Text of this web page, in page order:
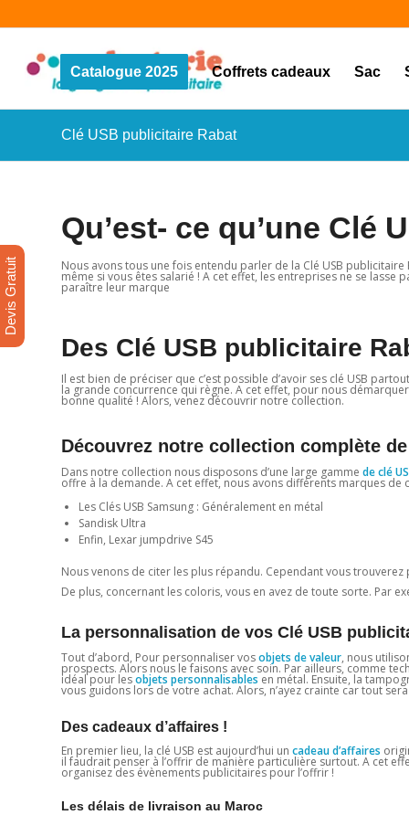
Catalogue 2025 Coffrets cadeaux Sac
Clé USB publicitaire Rabat
Qu’est- ce qu’une Clé
Nous avons tous une fois entendu parler de la Clé USB publicitaire
même si vous êtes salarié ! A cet effet, les entreprises ne se lasse
paraître leur marque
Des Clé USB publicitaire
Il est bien de préciser que c’est possible d’avoir ses clé USB
la grande concurrence qui règne. A cet effet, pour nous
bonne qualité ! Alors, venez découvrir notre collection.
Découvrez notre collection complète
Dans notre collection nous disposons d’une large gamme de clé
offre à la demande. A cet effet, nous avons différents marques de
Les Clés USB Samsung : Généralement en métal
Sandisk Ultra
Enfin, Lexar jumpdrive S45
Nous venons de citer les plus répandu. Cependant vous
De plus, concernant les coloris, vous en avez de toute sorte. Par
La personnalisation de vos Clé USB
Tout d’abord, Pour personnaliser vosobjets de valeur, nous
prospects. Alors nous le faisons avec soin. Par ailleurs, comme
idéal pour lesobjets personnalisables en métal. Ensuite, la
vous guidons lors de votre achat. Alors, n’ayez crainte car tout
Des cadeaux d’affaires !
En premier lieu, la clé USB est aujourd’hui un cadeau d’affaires
il faudrait penser à l’offrir de manière particulière surtout. A cet
organisez des évènements publicitaires pour l’offrir !
Les délais de livraison au Maroc
Devis Gratuit